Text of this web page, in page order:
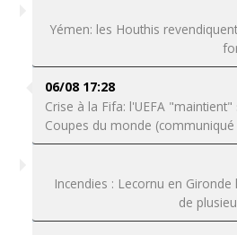
Yémen: les Houthis
06/08 17:28
Crise à la Fifa: l'UEFA
Coupes du monde (communiqué
Incendies : Lecornu en
de